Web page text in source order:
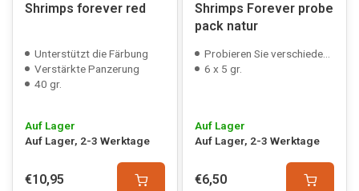
Shrimps forever red
Unterstützt die Färbung
Verstärkte Panzerung
40 gr.
Auf Lager
Auf Lager, 2-3 Werktage
€10,95
Shrimps Forever probe
pack natur
Probieren Sie verschiedene Garnelenfutter
6 x 5 gr.
Auf Lager
Auf Lager, 2-3 Werktage
€6,50